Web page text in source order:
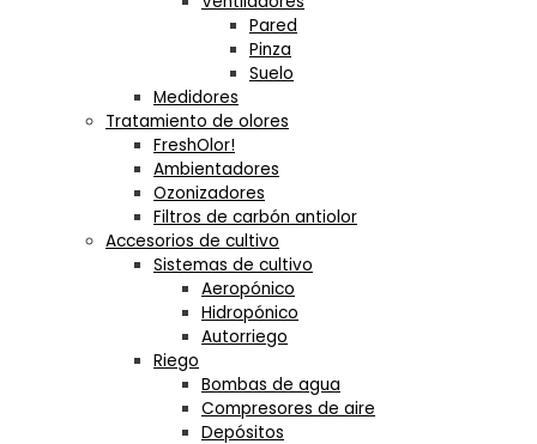
Pared
Pinza
Suelo
Medidores
Tratamiento de olores
FreshOlor!
Ambientadores
Ozonizadores
Filtros de carbón antiolor
Accesorios de cultivo
Sistemas de cultivo
Aeropónico
Hidropónico
Autorriego
Riego
Bombas de agua
Compresores de aire
Depósitos